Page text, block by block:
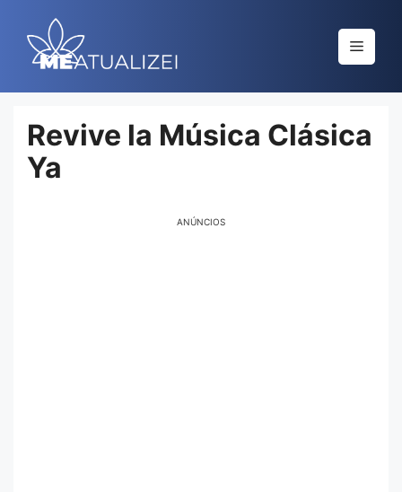
contenido
Menú
Revive la Música Clásica
Ya
ANÚNCIOS